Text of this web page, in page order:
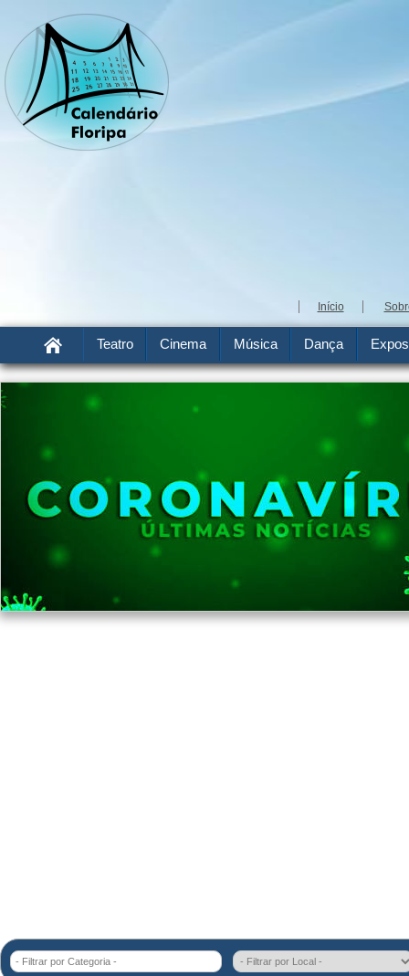
Início
Teatro Cinema Música Dança
- Filtrar por Categoria -